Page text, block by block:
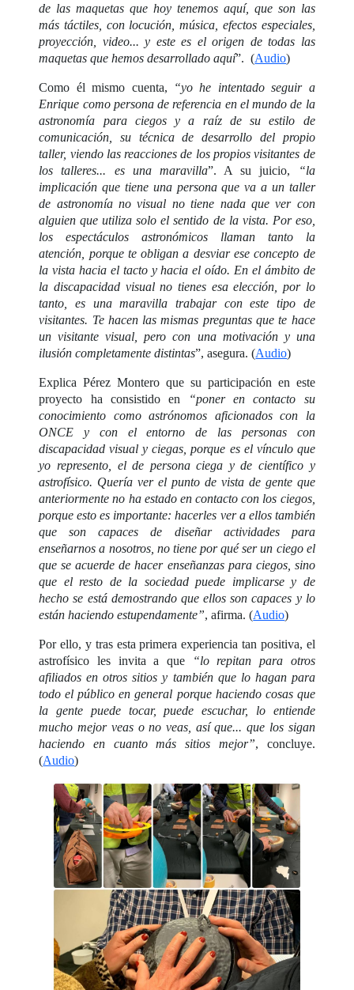
de las maquetas que hoy tenemos aquí, que son las
más táctiles, con locución, música, efectos especiales,
proyección, video... y este es el origen de todas las
maquetas que hemos desarrollado aquí”. (Audio)
Como él mismo cuenta,
“yo he intentado seguir a
Enrique como persona de referencia en el mundo de la
astronomía para ciegos y a raíz de su estilo de
comunicación, su técnica de desarrollo del propio
taller, viendo las reacciones de los propios visitantes de
los talleres... es una maravilla”. A su juicio,
“la
implicación que tiene una persona que va a un taller
de astronomía no visual no tiene nada que ver con
alguien que utiliza solo el sentido de la vista. Por eso,
los espectáculos astronómicos llaman tanto la
atención, porque te obligan a desviar ese concepto de
la vista hacia el tacto y hacia el oído. En el ámbito de
la discapacidad visual no tienes esa elección, por lo
tanto, es una maravilla trabajar con este tipo de
visitantes. Te hacen las mismas preguntas que te hace
un visitante visual, pero con una motivación y una
ilusión completamente distintas”, asegura. (Audio)
Explica Pérez Montero que su participación en este
proyecto ha consistido en
“poner en contacto su
conocimiento como astrónomos aficionados con la
ONCE y con el entorno de las personas con
discapacidad visual y ciegas, porque es el vínculo que
yo represento, el de persona ciega y de científico y
astrofísico. Quería ver el punto de vista de gente que
anteriormente no ha estado en contacto con los ciegos,
porque esto es importante: hacerles ver a ellos también
que son capaces de diseñar actividades para
enseñarnos a nosotros, no tiene por qué ser un ciego el
que se acuerde de hacer enseñanzas para ciegos, sino
que el resto de la sociedad puede implicarse y de
hecho se está demostrando que ellos son capaces y lo
están haciendo estupendamente”, afirma. (Audio)
Por ello, y tras esta primera experiencia tan positiva, el
astrofísico les invita a que
“lo repitan para otros
afiliados en otros sitios y también que lo hagan para
todo el público en general porque haciendo cosas que
la gente puede tocar, puede escuchar, lo entiende
mucho mejor veas o no veas, así que... que los sigan
haciendo en cuanto más sitios mejor”, concluye.
(Audio)